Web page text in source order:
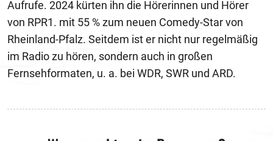
Aufrufe. 2024 kürten ihn die Hörerinnen und Hörer
von RPR1. mit 55 % zum neuen Comedy-Star von
Rheinland-Pfalz. Seitdem ist er nicht nur regelmäßig
im Radio zu hören, sondern auch in großen
Fernsehformaten, u. a. bei WDR, SWR und ARD.